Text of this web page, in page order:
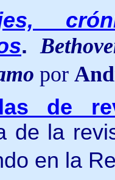
.
por
de
de la
en la